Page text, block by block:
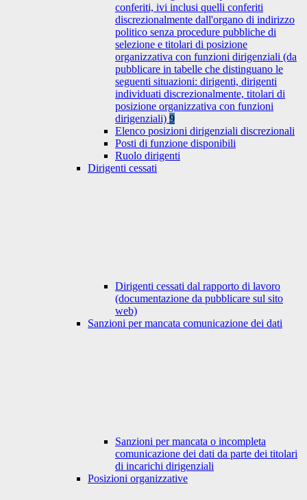
conferiti, ivi inclusi quelli conferiti
discrezionalmente dall'organo di indirizzo
politico senza procedure pubbliche di
selezione e titolari di posizione
organizzativa con funzioni dirigenziali (da
pubblicare in tabelle che distinguano le
seguenti situazioni: dirigenti, dirigenti
individuati discrezionalmente, titolari di
posizione organizzativa con funzioni
dirigenziali) 9
Elenco posizioni dirigenziali discrezionali
Posti di funzione disponibili
Ruolo dirigenti
Dirigenti cessati
Dirigenti cessati dal rapporto di lavoro
(documentazione da pubblicare sul sito
web)
Sanzioni per mancata comunicazione dei dati
Sanzioni per mancata o incompleta
comunicazione dei dati da parte dei titolari
di incarichi dirigenziali
Posizioni organizzative